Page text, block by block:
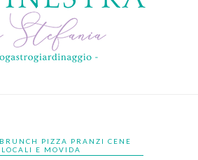
PIZZA PRANZI CENE
LOCALI E MOVIDA